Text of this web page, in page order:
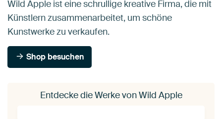
Wild Apple ist eine schrullige kreative Firma, die mit
Künstlern zusammenarbeitet, um schöne
Kunstwerke zu verkaufen.
Shop besuchen
Entdecke die Werke von Wild Apple